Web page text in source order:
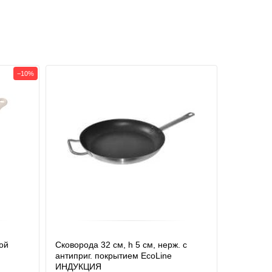
−10%
Сковорода 32 см, h 5 см, нерж. с
антиприг. покрытием EcoLine
ИНДУКЦИЯ